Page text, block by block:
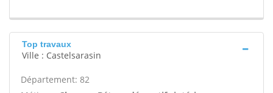
Top travaux
Ville : Castelsarasin
Département: 82